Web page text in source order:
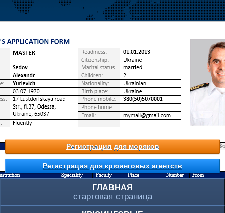
Регистрация для моряков
Регистрация для крюинговых агентств
ГЛАВНАЯ
стартовая страница